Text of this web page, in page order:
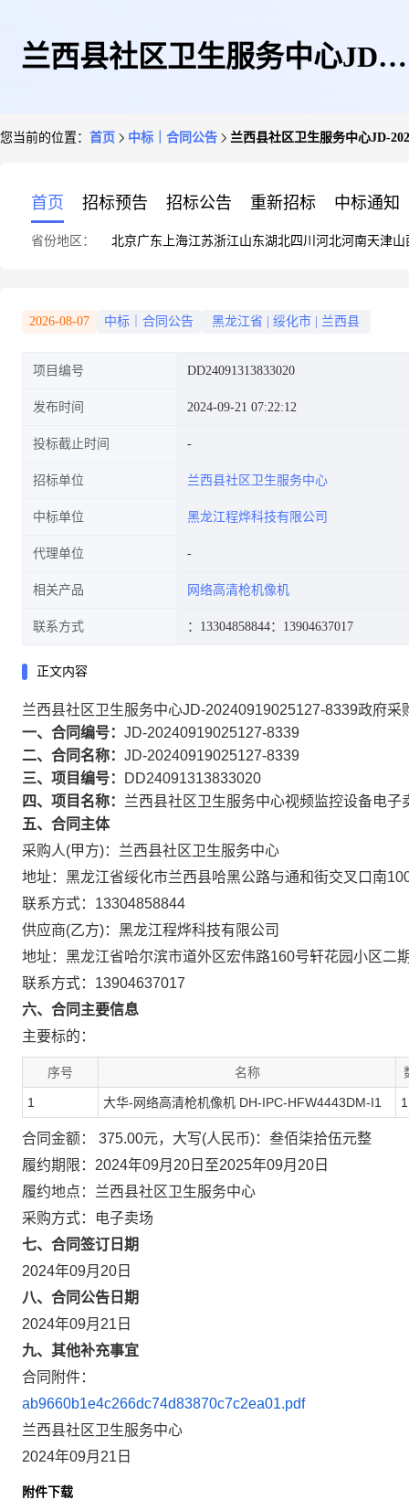
兰西县社区卫生服务中心JD-
您当前的位置： 首页 中标｜合同公告 兰西县社区卫生服务中心JD-
首页 招标预告 招标公告 重新招标 中标通知
省份地区： 北京广东 上海江苏浙江山东湖北四川 河北河南天津山
2026-08-07 中标｜合同公告 黑龙江省 绥化市 兰西县
项目编号 DD24091313833020
发布时间 2024-09-21 07:22:12
投标截止时间
招标单位 兰西县社区卫生服务中心
中标单位 黑龙江程烨科技有限公司
代理单位
相关产品 网络高清枪机像机
联系方式 ：13304858844：13904637017
正文内容
兰西县社区卫生服务中心JD-20240919025127-8339政府采
一、合同编号： JD-20240919025127-8339
二、合同名称： JD-20240919025127-8339
三、项目编号：
DD24091313833020
四、项目名称： 兰西县社区卫生服务中心视频监控设备电子
五、合同主体
采购人(甲方)：兰西县社区卫生服务中心
地址：黑龙江省绥化市兰西县哈黑公路与通和街交叉口南
联系方式：13304858844
供应商(乙方)：黑龙江程烨科技有限公司
地址：黑龙江省哈尔滨市道外区宏伟路160号轩花园小区二
联系方式：13904637017
六、合同主要信息
主要标的：
序号 名称
1 大华-网络高清枪机像机 DH-IPC-HFW4443DM-I1
合同金额： 375.00元，大写(人民币)：叁佰柒拾伍元整
履约期限：2024年09月20日至2025年09月20日
履约地点：兰西县社区卫生服务中心
采购方式：电子卖场
七、合同签订日期
2024年09月20日
八、合同公告日期
2024年09月21日
九、其他补充事宜
合同附件：
ab9660b1e4c266dc74d83870c7c2ea01.pdf
兰西县社区卫生服务中心
2024年09月21日
附件下载